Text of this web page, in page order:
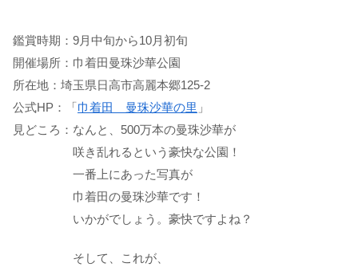
鑑賞時期：9月中旬から10月初旬
開催場所：巾着田曼珠沙華公園
所在地：埼玉県日高市高麗本郷125-2
公式HP：「 巾着田 曼珠沙華の里 」
見どころ：なんと、500万本の曼珠沙華が
咲き乱れるという豪快な公園！
一番上にあった写真が
巾着田の曼珠沙華です！
いかがでしょう。豪快ですよね？
そして、これが、